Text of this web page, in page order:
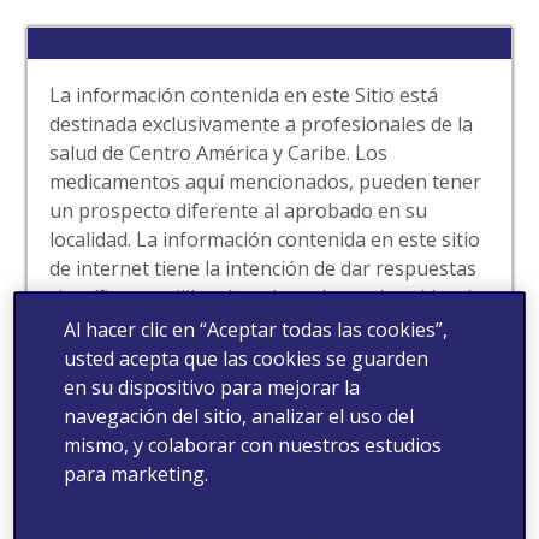
La información contenida en este Sitio está
destinada exclusivamente a profesionales de la
salud de Centro América y Caribe. Los
medicamentos aquí mencionados, pueden tener
un prospecto diferente al aprobado en su
localidad. La información contenida en este sitio
de internet tiene la intención de dar respuestas
científicas equilibradas y basadas en la evidencia
a las solicitudes espontáneas de los
profesionales de la salud. Este sitio puede
contener información de nuestros productos
que no ha sido aprobada por la autoridad de
salud de su localidad. Para obtener información
completa de nuestros medicamentos tales como
Al hacer clic en “Aceptar todas las cookies”,
usted acepta que las cookies se guarden
en su dispositivo para mejorar la
navegación del sitio, analizar el uso del
mismo, y colaborar con nuestros estudios
para marketing.